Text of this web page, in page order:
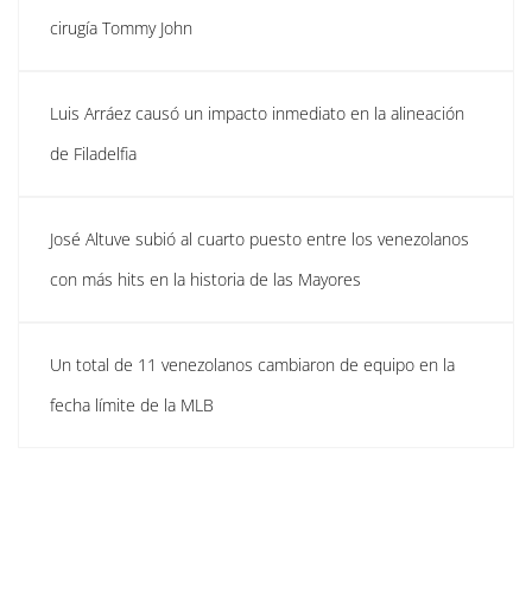
cirugía Tommy John
Luis Arráez causó un impacto inmediato en la alineación
de Filadelfia
José Altuve subió al cuarto puesto entre los venezolanos
con más hits en la historia de las Mayores
Un total de 11 venezolanos cambiaron de equipo en la
fecha límite de la MLB